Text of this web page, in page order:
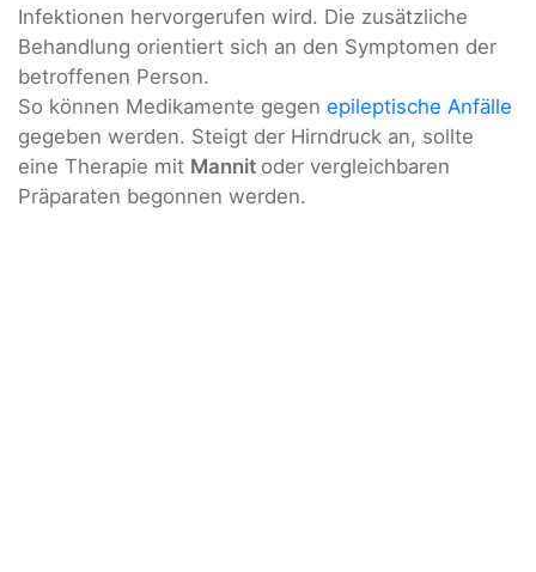
Infektionen hervorgerufen wird. Die zusätzliche
Behandlung orientiert sich an den Symptomen der
betroffenen Person.
So können Medikamente gegen epileptische Anfälle
gegeben werden. Steigt der Hirndruck an, sollte
eine Therapie mit Mannit oder vergleichbaren
Präparaten begonnen werden.